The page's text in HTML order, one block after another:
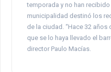
temporada y no han
municipalidad destinó los
de la ciudad. “Hace 32
que se lo haya llevado el
director Paulo Macías.